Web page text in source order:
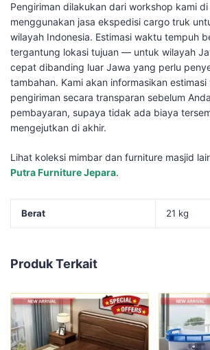
Pengiriman dilakukan dari workshop kami
menggunakan jasa ekspedisi cargo truk
wilayah Indonesia. Estimasi waktu tempuh
tergantung lokasi tujuan — untuk wilayah
cepat dibanding luar Jawa yang perlu
tambahan. Kami akan informasikan
pengiriman secara transparan sebelum
pembayaran, supaya tidak ada biaya
mengejutkan di akhir.
Lihat koleksi mimbar dan furniture masjid
Putra Furniture Jepara.
Berat 21 kg
Produk Terkait